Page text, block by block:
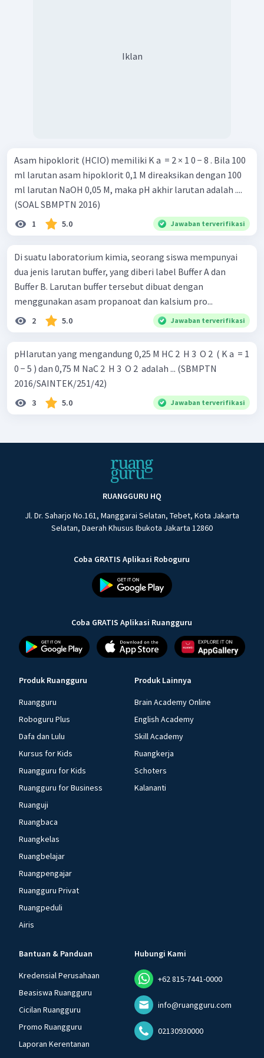
Iklan
Asam hipoklorit (HCIO) memiliki K a ​ = 2 × 1 0 − 8 . Bila 100
ml larutan asam hipoklorit 0,1 M direaksikan dengan 100
ml larutan NaOH 0,05 M, maka pH akhir larutan adalah ....
(SOAL SBMPTN 2016)
1 5.0 Jawaban terverifikasi
Di suatu laboratorium kimia, seorang siswa mempunyai
dua jenis larutan buffer, yang diberi label Buffer A dan
Buffer B. Larutan buffer tersebut dibuat dengan
menggunakan asam propanoat dan kalsium pro...
2 5.0 Jawaban terverifikasi
pHlarutan yang mengandung 0,25 M HC 2 ​ H 3 ​ O 2 ​ ( K a ​ = 1
0 − 5 ) dan 0,75 M NaC 2 ​ H 3 ​ O 2 ​ adalah ... (SBMPTN
2016/SAINTEK/251/42)
3 5.0 Jawaban terverifikasi
RUANGGURU HQ
Jl. Dr. Saharjo No.161, Manggarai Selatan, Tebet, Kota Jakarta
Selatan, Daerah Khusus Ibukota Jakarta 12860
Coba GRATIS Aplikasi Roboguru
Coba GRATIS Aplikasi Ruangguru
Produk Ruangguru
Ruangguru
Roboguru Plus
Dafa dan Lulu
Kursus for Kids
Ruangguru for Kids
Ruangguru for Business
Ruanguji
Ruangbaca
Ruangkelas
Ruangbelajar
Ruangpengajar
Ruangguru Privat
Ruangpeduli
Airis
Produk Lainnya
Brain Academy Online
English Academy
Skill Academy
Ruangkerja
Schoters
Kalananti
Bantuan & Panduan
Kredensial Perusahaan
Beasiswa Ruangguru
Cicilan Ruangguru
Promo Ruangguru
Laporan Kerentanan
Hubungi Kami
+62 815-7441-0000
info@ruangguru.com
02130930000